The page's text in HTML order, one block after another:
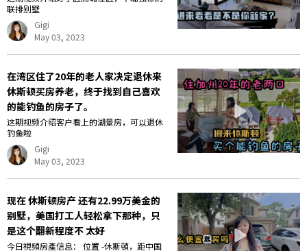
联排别墅
Gigi
May 03, 2023
在湾区住了20年的老人家决定退休来
休斯顿买房养老，终于找到自己喜欢
的能钓鱼的房子了。
这期视频介绍客户看上的湖景房，可以退休
钓鱼啦
Gigi
May 03, 2023
现在 休斯顿房产 还有22.99万美金的
别墅，美国打工人轻松拿下那种，只
是这个翻新程度不 太好
今日視頻房產信息： 位置 -休斯頓，距中国